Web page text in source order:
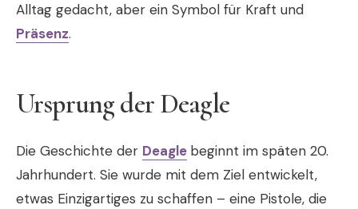
Alltag gedacht, aber ein Symbol für Kraft und
Präsenz.
Ursprung der Deagle
Die Geschichte der Deagle beginnt im späten 20.
Jahrhundert. Sie wurde mit dem Ziel entwickelt,
etwas Einzigartiges zu schaffen – eine Pistole, die